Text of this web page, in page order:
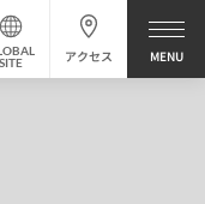
アクセス
SITE